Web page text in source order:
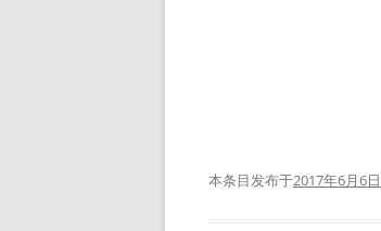
本条目发布于2017年6月6日